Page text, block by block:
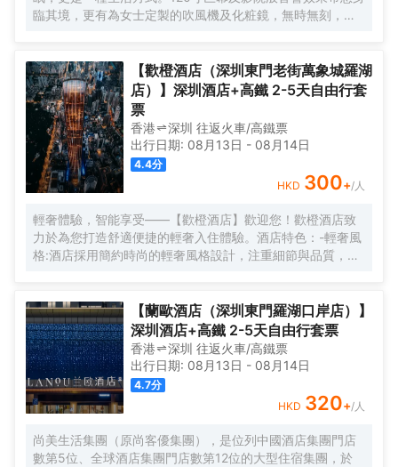
臨其境，更有為女士定製的吹風機及化粧鏡，無時無刻，呈
【歡橙酒店（深圳東門老街萬象城羅湖
店）】深圳酒店+高鐵 2-5天自由行套
票
香港 深圳 往返火車/高鐵票
出行日期: 08月13日 - 08月14日
4.4分
HKD 300+/人
輕奢體驗，智能享受——【歡橙酒店】歡迎您！歡橙酒店致
力於為您打造舒適便捷的輕奢入住體驗。酒店特色：-輕奢風
格:酒店採用簡約時尚的輕奢風格設計，注重細節與品質，為
技帶來的便捷。-舒適享受:24小時熱水即開即熱，無需等
待，為您洗去一身疲憊。-影音娛樂:部分房間配備高清投影
儀，打造私人影院，享受震撼視聽盛宴。-貼心服務:酒店設有
洗衣房，並提供烘乾服務，解決您的洗衣煩惱，讓旅途更加
輕鬆自在。歡橙酒店是您商務出行、休閒度假的理想之選。
期待您的光臨！温馨提示，圖片僅供參考，無法涵蓋所有房
型，詳細的實物照片請諮詢酒店。
【蘭歐酒店（深圳東門羅湖口岸店）】
深圳酒店+高鐵 2-5天自由行套票
香港 深圳 往返火車/高鐵票
出行日期: 08月13日 - 08月14日
4.7分
HKD 320+/人
尚美生活集團（原尚客優集團），是位列中國酒店集團門店
數第5位、全球酒店集團門店數第12位的大型住宿集團，於